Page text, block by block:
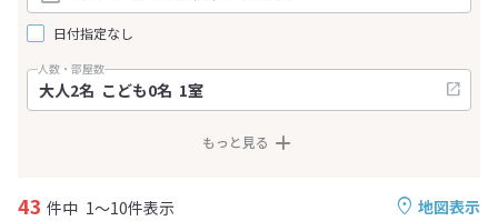
日付指定なし
人数・部屋数
もっと見る
地図表示
43 件中 1～10件表示